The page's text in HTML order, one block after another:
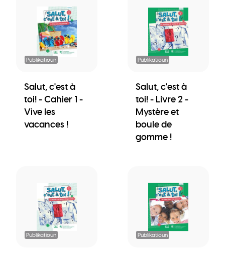
Publikatioun
Salut, c'est à
toi! - Cahier 1 -
Vive les
vacances !
Publikatioun
Salut, c'est à
toi! - Livre 2 -
Mystère et
boule de
gomme !
Publikatioun Publikatioun